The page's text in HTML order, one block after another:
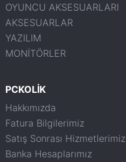
OYUNCU AKSESUARLARI
AKSESUARLAR
YAZILIM
MONİTÖRLER
PCKOLİK
Hakkımızda
Fatura Bilgilerimiz
Satış Sonrası Hizmetlerimiz
Banka Hesaplarımız